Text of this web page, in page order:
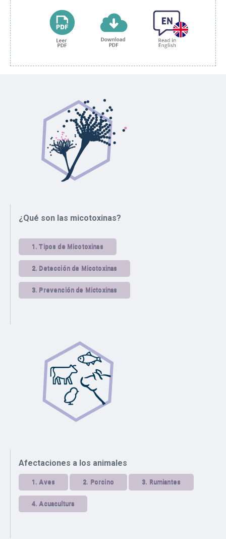
¿Qué son las micotoxinas?
1.Tipos de Micotoxinas
2. Detección de Micotoxinas
3. Prevención de Mictoxinas
Afectaciones a los animales
1. Aves 2. Porcino 3. Rumiantes
4. Acuacultura